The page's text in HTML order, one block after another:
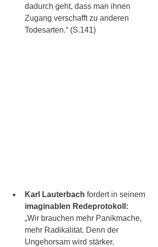
dadurch geht, dass man ihnen
Zugang verschafft zu anderen
Todesarten.“ (S.141)
Karl Lauterbach fordert in seinem
imaginablen Redeprotokoll:
„Wir brauchen mehr Panikmache,
mehr Radikalität. Denn der
Ungehorsam wird stärker.